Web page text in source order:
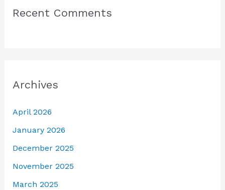
Recent Comments
Archives
April 2026
January 2026
December 2025
November 2025
March 2025